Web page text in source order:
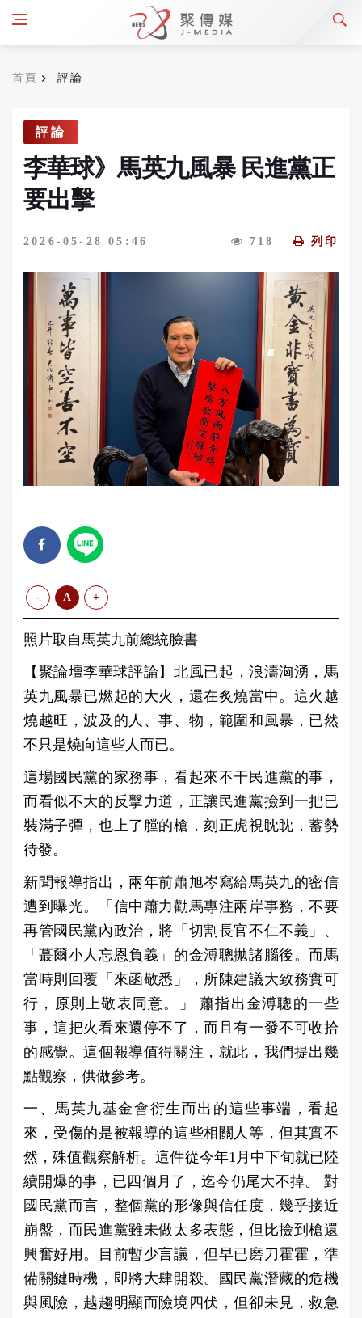
首頁 評論
評論
李華球》馬英九風暴 民進黨正
要出擊
2026-05-28 05:46 718 列印
- A +
照片取自馬英九前總統臉書
【聚論壇李華球評論】​​​北風已起，浪濤洶湧，馬
英九風暴已燃起的大火，還在炙燒當中。這火越
燒越旺，波及的人、事、物，範圍和風暴，已然
不只是燒向這些人而已。
這場國民黨的家務事，看起來不干民進黨的事，
而看似不大的反擊力道，正讓民進黨撿到一把已
裝滿子彈，也上了膛的槍，刻正虎視眈眈，蓄勢
待發。
新聞報導指出，兩年前蕭旭岑寫給馬英九的密信
遭到曝光。「信中蕭力勸馬專注兩岸事務，不要
再管國民黨內政治，將「切割長官不仁不義」、
「蕞爾小人忘恩負義」的金溥聰拋諸腦後。而馬
當時則回覆「來函敬悉」，所陳建議大致務實可
行，原則上敬表同意。」 蕭指出金溥聰的一些
事，這把火看來還停不了，而且有一發不可收拾
的感覺。這個報導值得關注，就此，我們提出幾
點觀察，供做參考。
一、馬英九基金會衍生而出的這些事端，看起
來，受傷的是被報導的這些相關人等，但其實不
然，殊值觀察解析。這件從今年1月中下旬就已陸
續開爆的事，已四個月了，迄今仍尾大不掉。 對
國民黨而言，整個黨的形像與信任度，幾乎接近
崩盤，而民進黨雖未做太多表態，但比撿到槍還
興奮好用。目前暫少言議，但早已磨刀霍霍，準
備關鍵時機，即將大肆開殺。國民黨潛藏的危機
與風險，越趨明顯而險境四伏，但卻未見，救急